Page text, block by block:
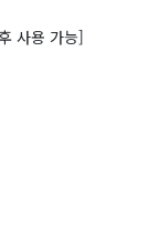
사용 가능]